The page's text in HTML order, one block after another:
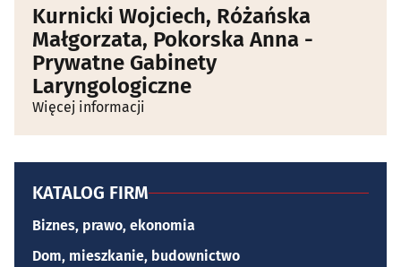
Kurnicki Wojciech, Różańska
Małgorzata, Pokorska Anna -
Prywatne Gabinety
Laryngologiczne
Więcej informacji
KATALOG FIRM
Biznes, prawo, ekonomia
Dom, mieszkanie, budownictwo